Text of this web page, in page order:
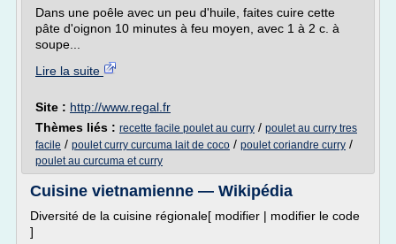
Dans une poêle avec un peu d'huile, faites cuire cette
pâte d'oignon 10 minutes à feu moyen, avec 1 à 2 c. à
soupe...
Lire la suite
Site : http://www.regal.fr
Thèmes liés : recette facile poulet au curry / poulet au curry tres
facile / poulet curry curcuma lait de coco / poulet coriandre curry /
poulet au curcuma et curry
Cuisine vietnamienne — Wikipédia
Diversité de la cuisine régionale[ modifier | modifier le code
]